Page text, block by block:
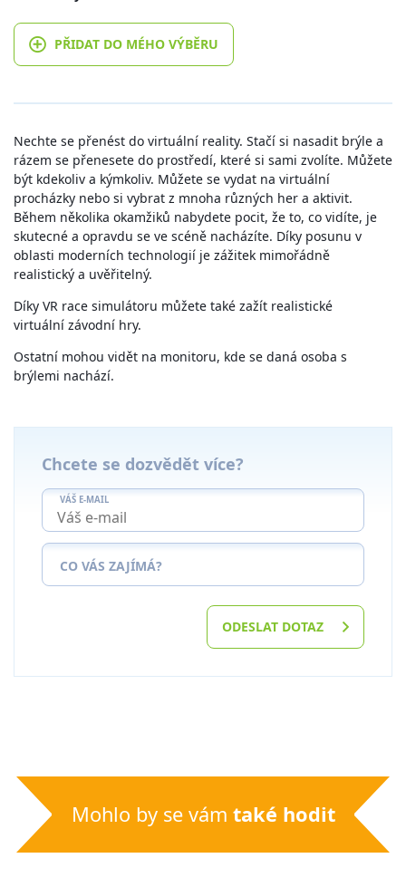
PŘIDAT DO MÉHO VÝBĚRU
Nechte se přenést do virtuální reality. Stačí si nasadit brýle a
rázem se přenesete do prostředí, které si sami zvolíte. Můžete
být kdekoliv a kýmkoliv. Můžete se vydat na virtuální
procházky nebo si vybrat z mnoha různých her a aktivit.
Během několika okamžiků nabydete pocit, že to, co vidíte, je
skutecné a opravdu se ve scéně nacházíte. Díky posunu v
oblasti moderních technologií je zážitek mimořádně
realistický a uvěřitelný.
Díky VR race simulátoru můžete také zažít realistické
virtuální závodní hry.
Ostatní mohou vidět na monitoru, kde se daná osoba s
brýlemi nachází.
Chcete se dozvědět více?
VÁŠ E-MAIL
CO VÁS ZAJÍMÁ?
ODESLAT DOTAZ
Mohlo by se vám také hodit